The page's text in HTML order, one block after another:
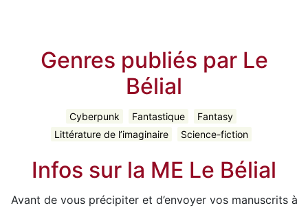
Genres publiés par Le
Bélial
Cyberpunk Fantastique
Fantasy
Littérature de l’imaginaire
Science-fiction
Infos sur la ME Le Bélial
Avant de vous précipiter et d’envoyer vos manuscrits à